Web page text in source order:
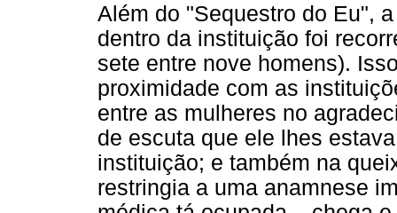
Além do "Sequestro do Eu",
dentro da instituição foi
sete entre nove homens).
proximidade com as
entre as mulheres no
de escuta que ele lhes
instituição; e também na
restringia a uma anamnese